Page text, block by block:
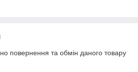
повернення та обмін даного товару